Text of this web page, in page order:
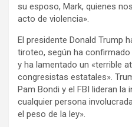
su esposo, Mark, quienes
acto de violencia».
El presidente Donald Trump
tiroteo, según ha
y ha lamentado un «terrible
congresistas estatales».
Pam Bondi y el FBI lideran la
cualquier persona
el peso de la ley».